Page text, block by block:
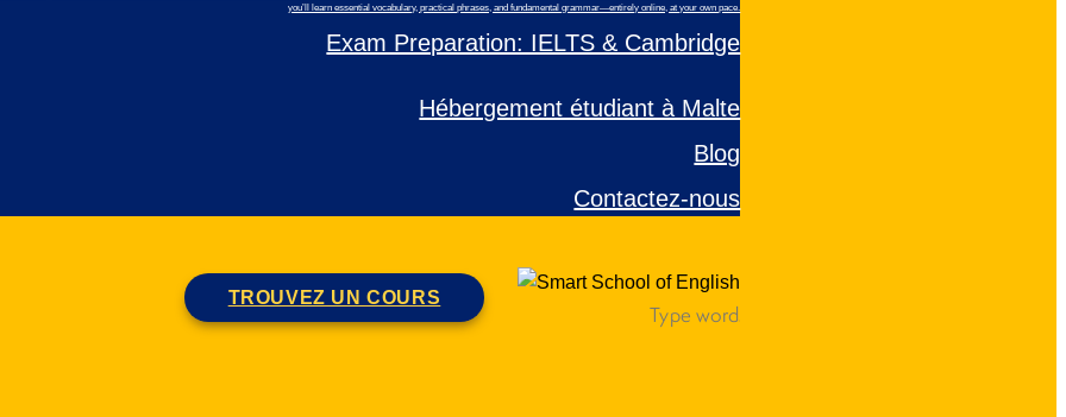
you’ll learn essential vocabulary, practical phrases, and fundamental grammar—entirely online, at your own pace.
Exam Preparation: IELTS & Cambridge
Hébergement étudiant à Malte
Blog
Contactez-nous
TROUVEZ UN COURS